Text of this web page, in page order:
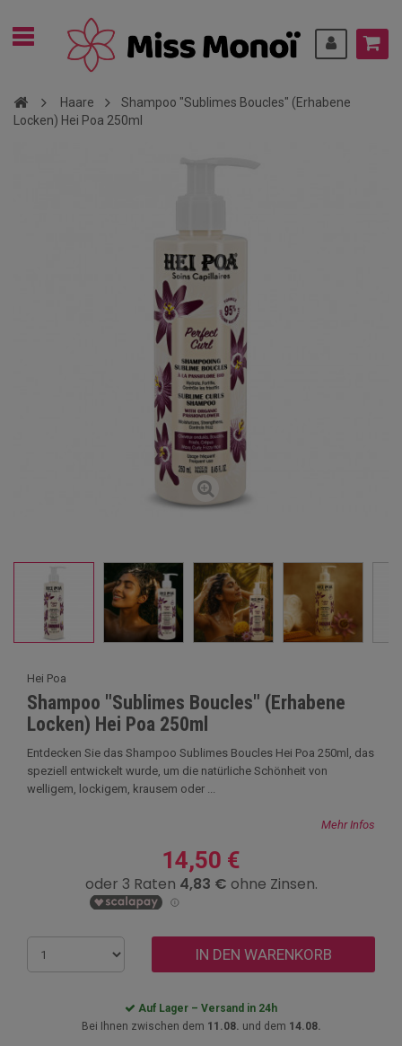
Haare
Shampoo "Sublimes Boucles" (Erhabene
Locken) Hei Poa 250ml
Hei Poa
Shampoo "Sublimes Boucles" (Erhabene
Locken) Hei Poa 250ml
Entdecken Sie das Shampoo Sublimes Boucles Hei Poa 250ml, das
speziell entwickelt wurde, um die natürliche Schönheit von
welligem, lockigem, krausem oder ...
Mehr Infos
14,50 €
IN DEN WARENKORB
Auf Lager – Versand in 24h
Bei Ihnen zwischen dem 11.08. und dem 14.08.